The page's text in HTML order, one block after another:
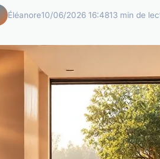
Éléanore10/06/2026 16:4813 min de